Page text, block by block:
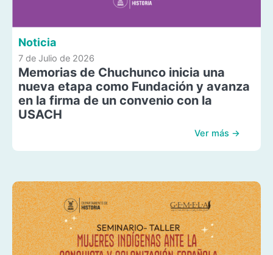
Noticia
7 de Julio de 2026
Memorias de Chuchunco inicia una
nueva etapa como Fundación y avanza
en la firma de un convenio con la
USACH
Ver más →